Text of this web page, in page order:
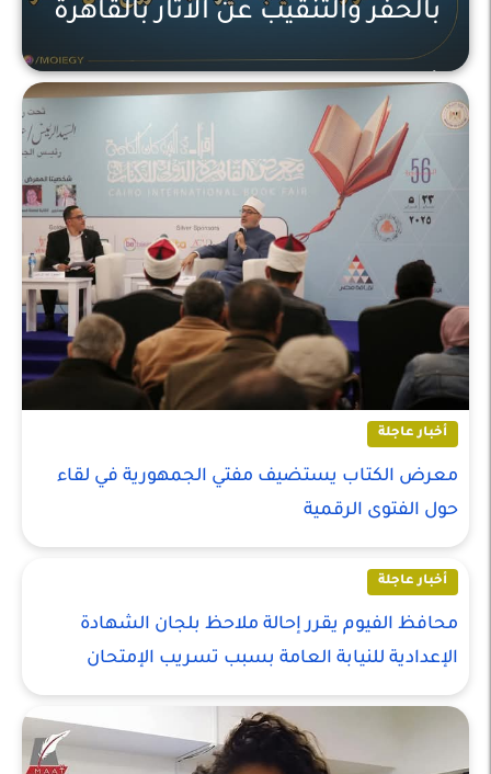
أخبار عاجلة
بالحفر والتنقيب عن الاثار بالقاهرة
أخبار عاجلة
معرض الكتاب يستضيف مفتي الجمهورية في لقاء
حول الفتوى الرقمية
أخبار عاجلة
محافظ الفيوم يقرر إحالة ملاحظ بلجان الشهادة
الإعدادية للنيابة العامة بسبب تسريب الإمتحان